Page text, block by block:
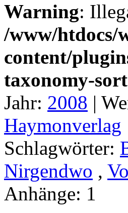
Warning:
/www/htdocs/
content/
taxonomy-
Jahr: 2008 |
Haymonverlag
Schlagwörter:
Nirgendwo ,
Anhänge: 1